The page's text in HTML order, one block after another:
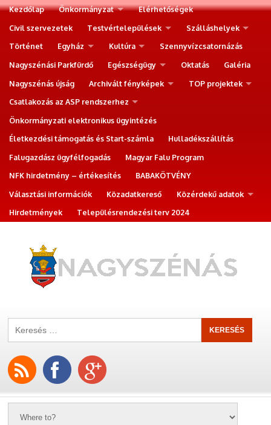
Kezdőlap Önkormányzat
Elérhetőségek
Civil szervezetek
Testvértelepülések
Szálláshelyek
Történet
Egyház Kultúra
Szennyvízcsatornázás
Nagyszénási Parkfürdő
Egészségügy Oktatás
Galéria
Nagyszénás újság
Archivált fényképek
TOP projektek
Csatlakozás az ASP rendszerhez
Önkormányzati elektronikus ügyintézés
Életkezdési támogatás és Start-számla
Hulladékszállítás
Falugazdász ügyfélfogadás
Magyar Falu Program
NFK hirdetmény – értékesítés
BABAKÖTVÉNY
Választási információk
Közadatkereső
Közérdekű adatok
Hirdetmények
Településrendezési terv 2024